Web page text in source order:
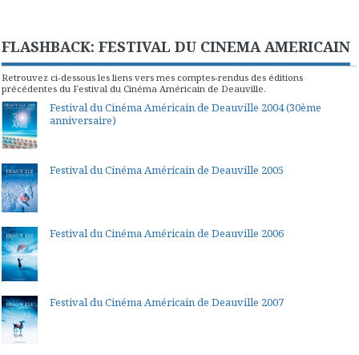
FLASHBACK: FESTIVAL DU CINEMA AMERICAIN
Retrouvez ci-dessous les liens vers mes comptes-rendus des éditions
précédentes du Festival du Cinéma Américain de Deauville.
Festival du Cinéma Américain de Deauville 2004 (30ème
anniversaire)
Festival du Cinéma Américain de Deauville 2005
Festival du Cinéma Américain de Deauville 2006
Festival du Cinéma Américain de Deauville 2007